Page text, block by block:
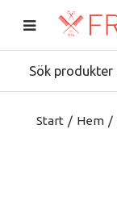
Start / Hem /